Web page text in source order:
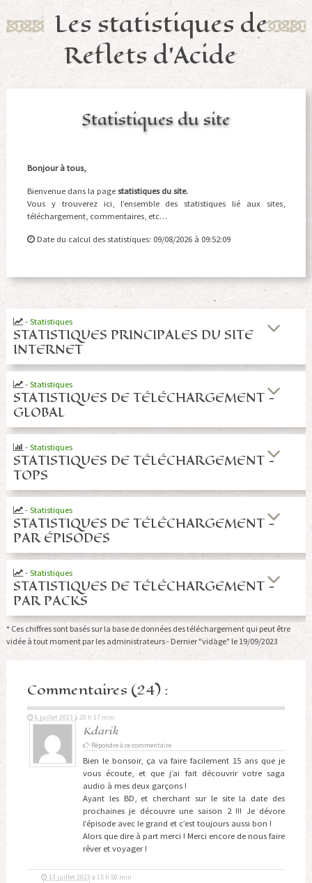
Les statistiques de
Reflets d'Acide
Statistiques du site
Bonjour à tous,
Bienvenue dans la page statistiques du site.
Vous y trouverez ici, l’ensemble des statistiques lié aux sites,
téléchargement, commentaires, etc…
Date du calcul des statistiques: 09/08/2026 à 09:52:09
- Statistiques
STATISTIQUES PRINCIPALES DU SITE
INTERNET
- Statistiques
STATISTIQUES DE TÉLÉCHARGEMENT -
GLOBAL
- Statistiques
STATISTIQUES DE TÉLÉCHARGEMENT -
TOPS
- Statistiques
STATISTIQUES DE TÉLÉCHARGEMENT -
PAR ÉPISODES
- Statistiques
STATISTIQUES DE TÉLÉCHARGEMENT -
PAR PACKS
* Ces chiffres sont basés sur la base de données des téléchargement qui peut être
vidée à tout moment par les administrateurs - Dernier "vidage" le 19/09/2023
Commentaires (24) :
Kdarik
6 juillet 2023 à 20 h 17 min
Répondre à ce commentaire
Bien le bonsoir, ça va faire facilement 15 ans que je
vous écoute, et que j’ai fait découvrir votre saga
audio à mes deux garçons !
Ayant les BD, et cherchant sur le site la date des
prochaines je découvre une saison 2 !!! Je dévore
l’épisode avec le grand et c’est toujours aussi bon !
Alors que dire à part merci ! Merci encore de nous faire
rêver et voyager !
13 juillet 2023 à 15 h 50 min